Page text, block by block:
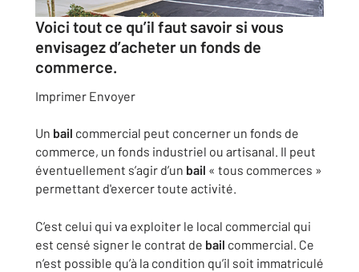
Voici tout ce qu’il faut savoir si vous
envisagez d’acheter un fonds de
commerce.
Imprimer Envoyer
Un bail commercial peut concerner un fonds de
commerce, un fonds industriel ou artisanal. Il peut
éventuellement s’agir d’un bail « tous commerces »
permettant d'exercer toute activité.
C’est celui qui va exploiter le local commercial qui
est censé signer le contrat de bail commercial. Ce
n’est possible qu’à la condition qu’il soit immatriculé